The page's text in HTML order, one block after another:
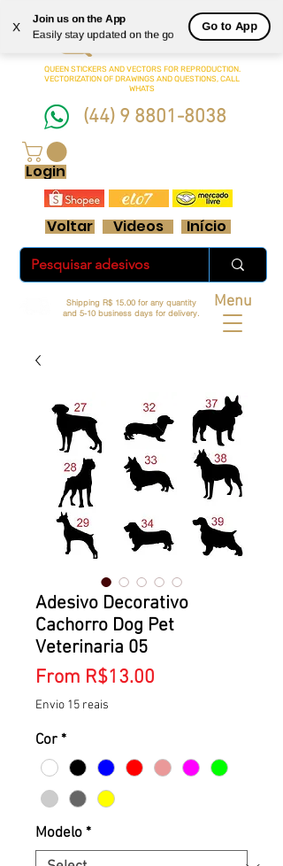
X
Join us on the App
Easily stay updated on the go
Go to App
QUEEN STICKERSAND VECTORS FOR REPRODUCTION.
VECTORIZATION OF DRAWINGS AND QUESTIONS, CALL
WHATS
(44) 9 8801-8038
Início
Menu
Shipping R$ 15.00 for any quantity
and 5-10 business days for delivery.
Login
Voltar Videos
Queen
Adesivos Ltda.
Adesivo Decorativo
Cachorro Dog Pet
Veterinaria 05
From R$13.00
Envio 15 reais
Cor *
Modelo *